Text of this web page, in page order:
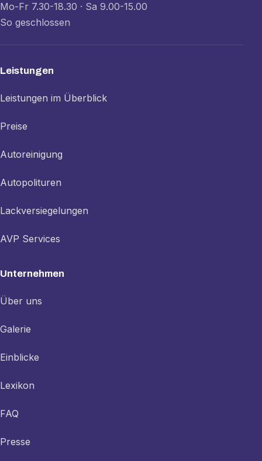
Mo-Fr 7.30-18.30 · Sa 9.00-15.00
So geschlossen
Leistungen
Leistungen im Überblick
Preise
Autoreinigung
Autopolituren
Lackversiegelungen
AVP Services
Unternehmen
Über uns
Galerie
Einblicke
Lexikon
FAQ
Presse